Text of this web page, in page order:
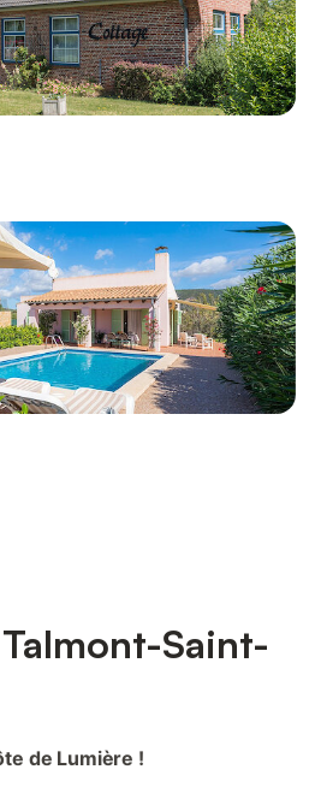
Saint-
de Lumière !